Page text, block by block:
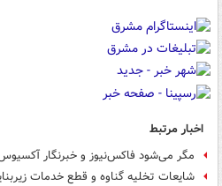
اخبار مرتبط
مگر می‌شود فاکس‌نیوز و خبرنگار
شایعات تخلیه گناوه و قطع خدمات